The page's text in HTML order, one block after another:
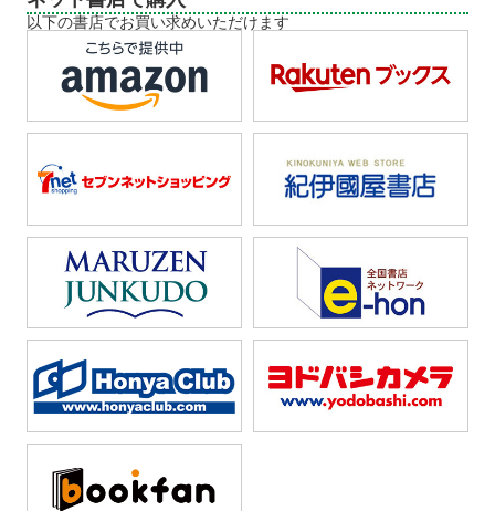
以下の書店でお買い求めいただけます